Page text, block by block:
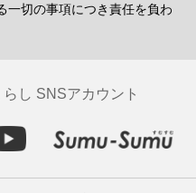
一切の事項につき責任を負わ
し SNSアカウント